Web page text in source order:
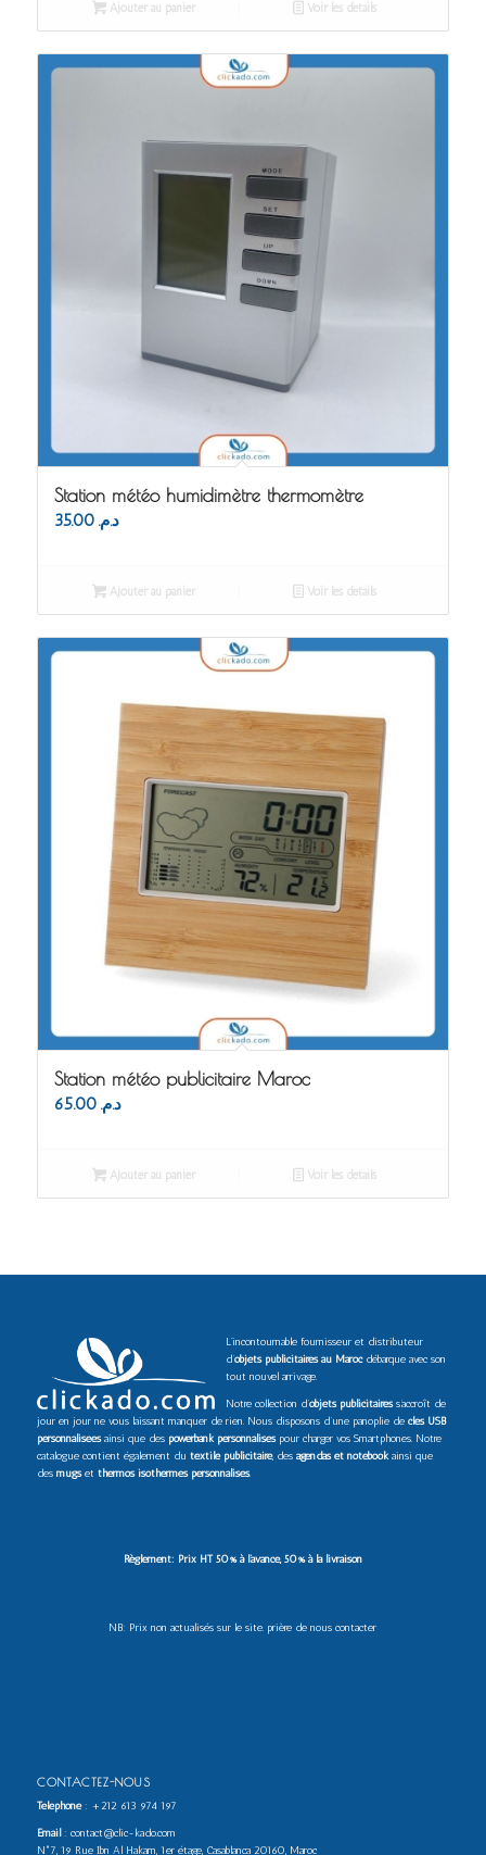
Ajouter au panier Voir les détails
Station météo humidimètre thermomètre
د.م. 35.00
Ajouter au panier Voir les détails
Station météo publicitaire Maroc
د.م. 65.00
Ajouter au panier Voir les détails
L’incontournable fournisseur et distributeur
d’objets publicitaires au Marocdébarque avec son
tout nouvel arrivage.
Notre collection d’objets publicitairess’accroît de
jour en jour ne vous laissant manquer de rien. Nous disposons d’une panoplie de clés USB
personnaliséesainsi que des powerbank personnaliséspour charger vos Smartphones. Notre
catalogue contient également du textile publicitaire, des agendas et notebookainsi que
des mugset thermos isothermes personnalisés.
Règlement: Prix HT 50% à l’avance, 50% à la livraison
NB: Prix non actualisés sur le site. prière de nous contacter
CONTACTEZ-NOUS
Téléphone: +212 613 974 197
Email: contact@clic-kado.com
N°7, 19 Rue Ibn Al Hakam, 1er étage, Casablanca 20160, Maroc